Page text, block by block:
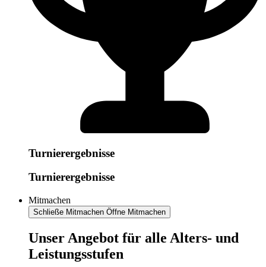
Turnierergebnisse
Turnierergebnisse
Mitmachen
Schließe Mitmachen Öffne Mitmachen
​​​Unser Angebot für alle Alters- und
Leistungsstufen